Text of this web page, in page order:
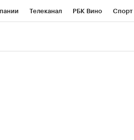
Телеканал РБК Вино Спорт